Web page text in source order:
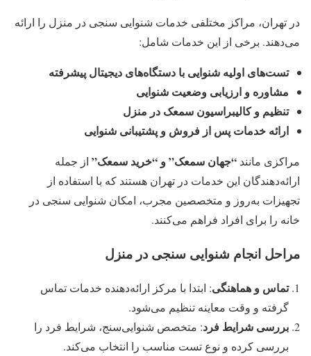
در تهران، مراکز مختلفی خدمات شنوایی سنجی در منزل را ارائه
می‌دهند. برخی از این خدمات شامل:
تست‌های اولیه شنوایی با دستگاه‌های دیجیتال پیشرفته
مشاوره و ارزیابی وضعیت شنوایی
تنظیم و کالیبراسیون سمعک در منزل
ارائه خدمات پس از فروش و پشتیبانی شنوایی
مراکزی مانند “جهان سمعک” و “خرید سمعک” از جمله
ارائه‌دهندگان این خدمات در تهران هستند که با استفاده از
تجهیزات به‌روز و متخصصین مجرب، امکان شنوایی سنجی در
خانه را برای افراد فراهم می‌کنند.
مراحل انجام شنوایی سنجی در منزل
تماس و هماهنگی: ابتدا با مرکز ارائه‌دهنده خدمات تماس
گرفته و وقت معاینه تنظیم می‌شود.
بررسی شرایط فرد: متخصص شنوایی‌سنج، شرایط فرد را
بررسی کرده و نوع تست مناسب را انتخاب می‌کند.